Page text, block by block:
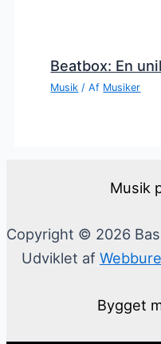
Beatbox: En
Musik / Af Musiker
Musik
Copyright © 2026
Udviklet af
Bygget